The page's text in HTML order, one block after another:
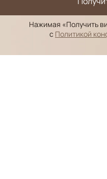
Нажимая «Получить
с Политикой